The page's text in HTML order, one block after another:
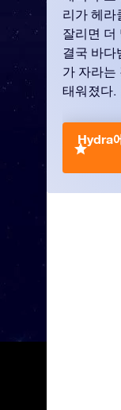
리가 헤라
잘리면 더
결국 바다
가 자라는
태워졌다.
Hydra